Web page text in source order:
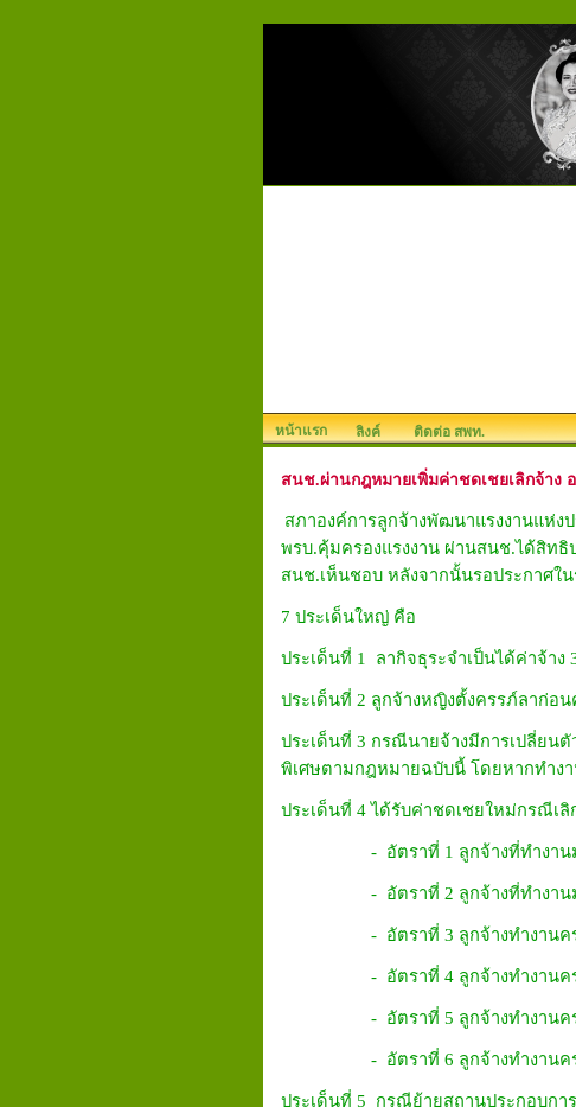
หน้าแรก ลิงค์ ติดต่อ สพท.
สนช.ผ่านกฎหมายเพิ่มค่าชดเชยเลิกจ้าง
สภาองค์การลูกจ้างพัฒนาแรงงานแห่ง
พรบ.คุ้มครองแรงงาน ผ่านสนช.ได้สิท
สนช.เห็นชอบ หลังจากนั้นรอประกาศใ
7 ประเด็นใหญ่ คือ
ประเด็นที่ 1 ลากิจธุระจำเป็นได้ค่าจ้าง
ประเด็นที่ 2 ลูกจ้างหญิงตั้งครรภ์ลาก่อ
ประเด็นที่ 3 กรณีนายจ้างมีการเปลี่ยน
พิเศษตามกฎหมายฉบับนี้ โดยหากทำง
ประเด็นที่ 4 ได้รับค่าชดเชยใหม่กรณีเลิ
- อัตราที่ 1 ลูกจ้างที่ทำงานมาคร
- อัตราที่ 2 ลูกจ้างที่ทำงานมาคร
- อัตราที่ 3 ลูกจ้างทำงานครบ 3
- อัตราที่ 4 ลูกจ้างทำงานครบ 6
- อัตราที่ 5 ลูกจ้างทำงานครบ
- อัตราที่ 6 ลูกจ้างทำงานครบ
ประเด็นที่ 5 กรณีย้ายสถานประกอบกา